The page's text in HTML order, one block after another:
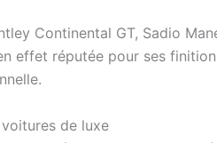
Continental GT, Sadio
effet réputée pour ses
de luxe